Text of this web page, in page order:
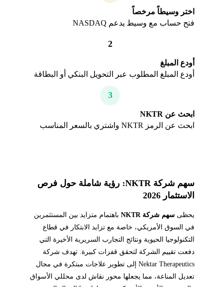
اختر وسيطاً مرخصاً
فتح حساب مع وسيط يدعم NASDAQ
2
أودع المبلغ
أودع المبلغ المطلوب عبر التحويل البنكي أو البطاقة
3
ابحث عن NKTR
ابحث عن الرمز NKTR واشتري بالسعر المناسب
سهم شركة NKTR: رؤية شاملة حول فرص
الاستثمار 2026
يحظى سهم شركة NKTR
باهتمام متزايد بين المستثمرين
في السوق الأمريكي، خاصة مع تزايد الابتكار في قطاع
التكنولوجيا الحيوية ونتائج التجارب السريرية الأخيرة التي
دفعت تقييم الشركة لتحقق قفزات كبيرة. تهدف شركة
Nektar Therapeutics إلى تطوير علاجات مبتكرة في مجال
تعديل المناعة، مما يجعلها محور نقاش لدى محللي الأسواق